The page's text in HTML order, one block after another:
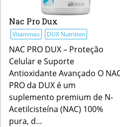
Nac Pro Dux
Vitaminas DUX Nutrition
NAC PRO DUX – Proteção
Celular e Suporte
Antioxidante Avançado O
PRO da DUX é um
suplemento premium de N-
Acetilcisteína (NAC) 100%
pura, d...